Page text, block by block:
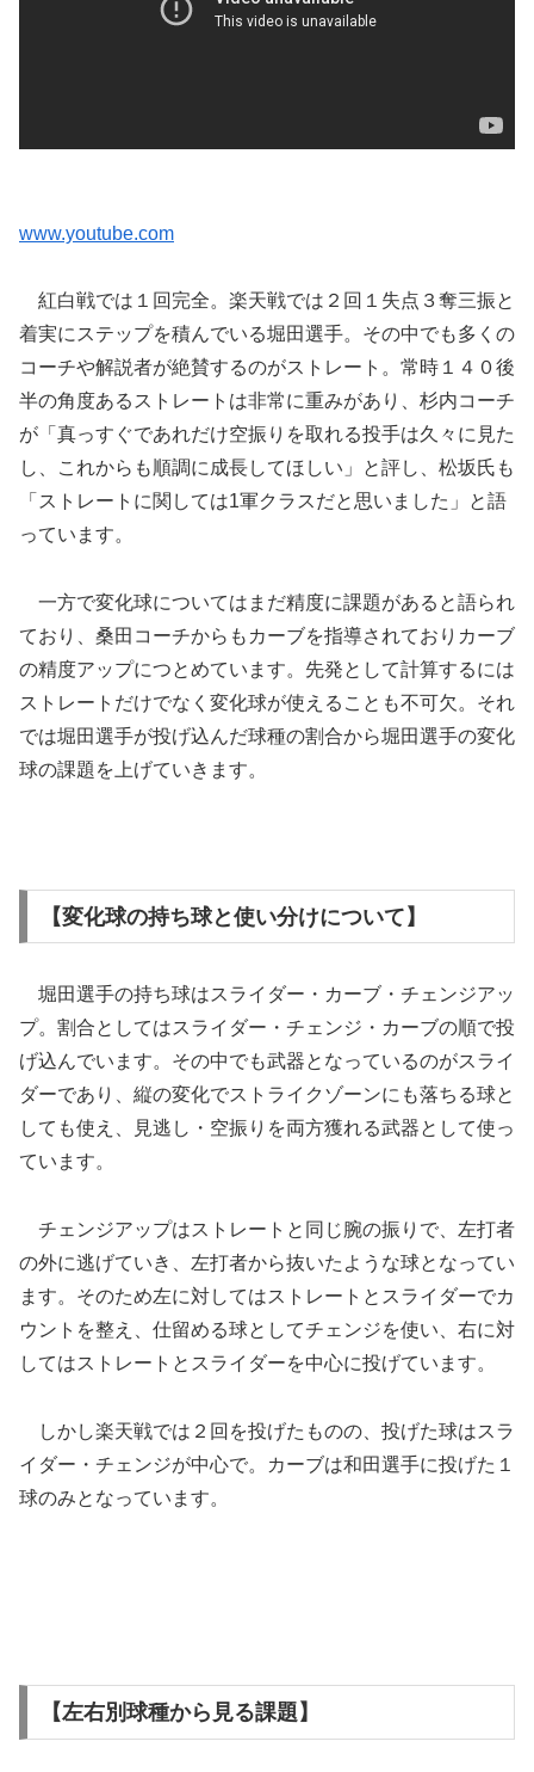
www.youtube.com
紅白戦では１回完全。楽天戦では２回１失点３奪三振と
着実にステップを積んでいる堀田選手。その中でも多くの
コーチや解説者が絶賛するのがストレート。常時１４０後
半の角度あるストレートは非常に重みがあり、杉内コーチ
が「真っすぐであれだけ空振りを取れる投手は久々に見た
し、これからも順調に成長してほしい」と評し、松坂氏も
「 ストレートに関しては1軍クラスだと思いました 」と語
っています。
一方で変化球についてはまだ精度に課題があると語られ
ており、桑田コーチからもカーブを指導されておりカーブ
の精度アップにつとめています。先発として計算するには
ストレートだけでなく変化球が使えることも不可欠。それ
では堀田選手が投げ込んだ球種の割合から堀田選手の変化
球の課題を上げていきます。
【変化球の持ち球と使い分けについて】
堀田選手の持ち球はスライダー・カーブ・チェンジアッ
プ。割合としてはスライダー・チェンジ・カーブの順で投
げ込んでいます。その中でも武器となっているのがスライ
ダーであり、縦の変化でストライクゾーンにも落ちる球と
しても使え、見逃し・空振りを両方獲れる武器として使っ
ています。
チェンジアップはストレートと同じ腕の振りで、左打者
の外に逃げていき、左打者から抜いたような球となってい
ます。そのため左に対してはストレートとスライダーでカ
ウントを整え、仕留める球としてチェンジを使い、右に対
してはストレートとスライダーを中心に投げています。
しかし楽天戦では２回を投げたものの、投げた球はスラ
イダー・チェンジが中心で。カーブは和田選手に投げた１
球のみとなっています。
【左右別球種から見る課題】